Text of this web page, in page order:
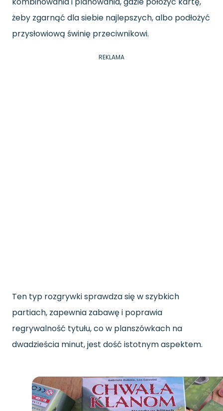
żeby zgarnąć dla siebie najlepszych, albo podłożyć
przysłowiową świnię przeciwnikowi.
REKLAMA
Ten typ rozgrywki sprawdza się w szybkich
partiach, zapewnia zabawę i poprawia
regrywalność tytułu, co w planszówkach na
dwadzieścia minut, jest dość istotnym aspektem.